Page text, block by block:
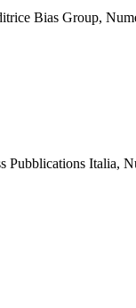
Bias Group,
Italia,